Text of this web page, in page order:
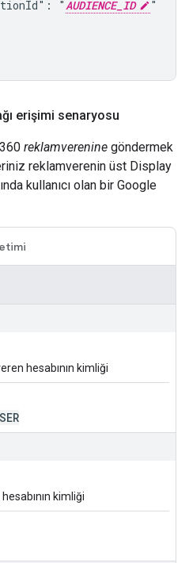
"
AUDIENCE_ID
"
erişimi senaryosu
reklamverenine göndermek
reklamverenin üst Display
kullanıcı olan bir Google
hesabının kimliği
kimliği